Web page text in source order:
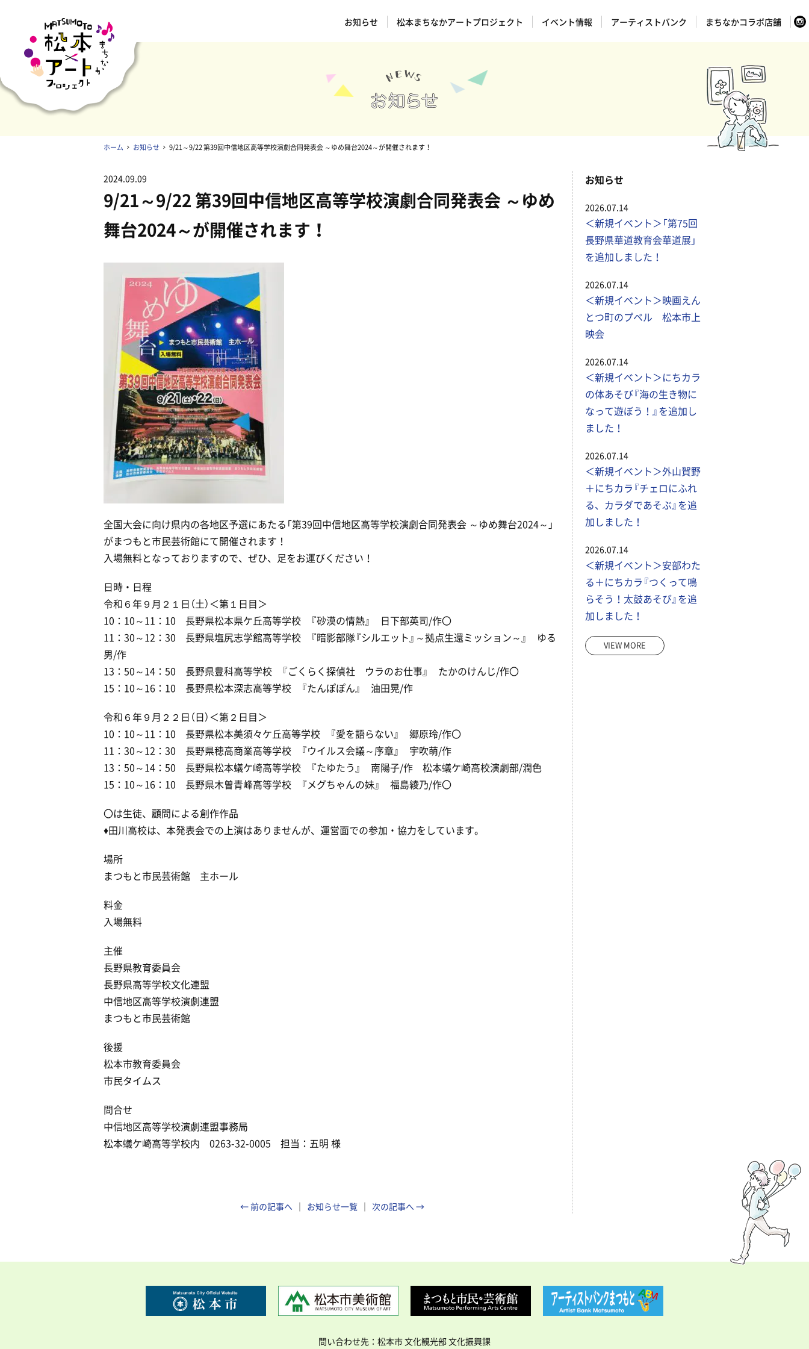
お知らせ 松本まちなかアートプロジェクト イベント情報 アーティストバンク まちなかコラボ店舗
ホーム お知らせ 9/21～9/22 第39回中信地区高等学校演劇合同発表会 ～ゆめ舞台2024～が開催されます！
2024.09.09
9/21～9/22 第39回中信地区高等学校演劇合同発表会 ～ゆめ
舞台2024～が開催されます！
全国大会に向け県内の各地区予選にあたる「第39回中信地区高等学校演劇合同発表会 ～ゆめ舞台2024～」
がまつもと市民芸術館にて開催されます！
入場無料となっておりますので、ぜひ、足をお運びください！
日時・日程
令和６年９月２１日（土）＜第１日目＞
10：10～11：10 長野県松本県ケ丘高等学校 『砂漠の情熱』 日下部英司/作〇
11：30～12：30 長野県塩尻志学館高等学校 『暗影部隊『シルエット』～拠点生還ミッション～』 ゆる
男/作
13：50～14：50 長野県豊科高等学校 『ごくらく探偵社 ウラのお仕事』 たかのけんじ/作〇
15：10～16：10 長野県松本深志高等学校 『たんぽぽん』 油田晃/作
令和６年９月２２日（日）＜第２日目＞
10：10～11：10 長野県松本美須々ケ丘高等学校 『愛を語らない』 郷原玲/作〇
11：30～12：30 長野県穂高商業高等学校 『ウイルス会議～序章』 宇吹萌/作
13：50～14：50 長野県松本蟻ケ崎高等学校 『たゆたう』 南陽子/作 松本蟻ケ崎高校演劇部/潤色
15：10～16：10 長野県木曽青峰高等学校 『メグちゃんの妹』 福島綾乃/作〇
〇は生徒、顧問による創作作品
♦田川高校は、本発表会での上演はありませんが、運営面での参加・協力をしています。
場所
まつもと市民芸術館 主ホール
料金
入場無料
主催
長野県教育委員会
長野県高等学校文化連盟
中信地区高等学校演劇連盟
まつもと市民芸術館
後援
松本市教育委員会
市民タイムス
問合せ
中信地区高等学校演劇連盟事務局
松本蟻ケ崎高等学校内 0263-32-0005 担当：五明 様
← 前の記事へ お知らせ一覧 次の記事へ →
お知らせ
2026.07.14
＜新規イベント＞「第75回
長野県華道教育会華道展」
を追加しました！
2026.07.14
＜新規イベント＞映画えん
とつ町のプペル 松本市上
映会
2026.07.14
＜新規イベント＞にちカラ
の体あそび『海の生き物に
なって遊ぼう！』を追加し
ました！
2026.07.14
＜新規イベント＞外山賀野
＋にちカラ『チェロにふれ
る、カラダであそぶ』を追
加しました！
2026.07.14
＜新規イベント＞安部わた
る＋にちカラ『つくって鳴
らそう！太鼓あそび』を追
加しました！
VIEW MORE
問い合わせ先：松本市 文化観光部 文化振興課